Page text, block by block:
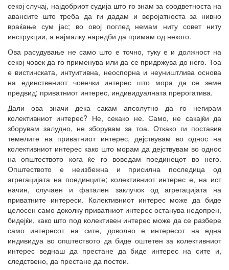
секој случај, најдобриот судија што го знам за соодветноста на
авансите што треба да ги дадам и веројатноста за нивно
враќање сум јас; во овој поглед немам ниту совет ниту
инструкции, а најмалку наредби да примам од некого.
Ова расудување не само што е точно, туку е и должност на
секој човек да го применува или да се придржува до него. Тоа
е вистинската, интуитивна, неоспорна и неуништлива основа
на единствениот човечки интерес што мора да се земе
предвид: приватниот интерес, индивидуалната прерогатива.
Дали ова значи дека сакам апсолутно да го негирам
колективниот интерес? Не, секако не. Само, не сакајќи да
зборувам залудно, не зборувам за тоа. Откако ги поставив
темелите на приватниот интерес, дејствувам во однос на
колективниот интерес како што морам да дејствувам во однос
на општеството кога ќе го воведам поединецот во него.
Општеството е неизбежна и присилна последица од
агрегацијата на поединците; колективниот интерес е, на ист
начин, случаен и фатален заклучок од агрегацијата на
приватните интереси. Колективниот интерес може да биде
целосен само доколку приватниот интерес останува недопрен,
бидејќи, како што под колективен интерес може да се разбере
само интересот на сите, доволно е интересот на една
индивидуа во општеството да биде оштетен за колективниот
интерес веднаш да престане да биде интерес на сите и,
следствено, да престане да постои.